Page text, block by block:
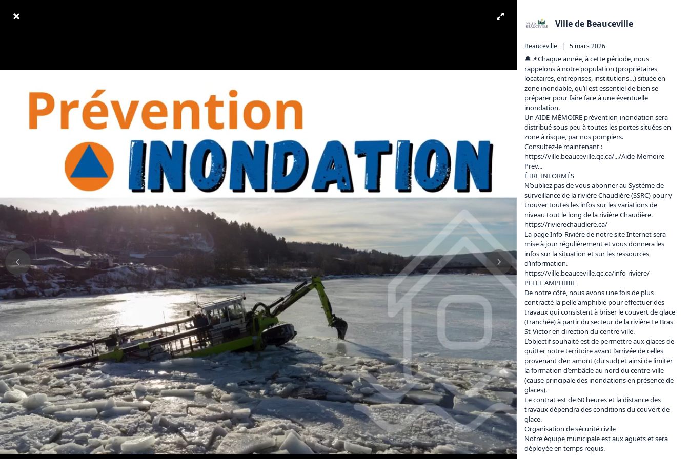
Ville de Beauceville
Beauceville | 5 mars 2026
🔔📌Chaque année, à cette période, nous
rappelons à notre population (propriétaires,
locataires, entreprises, institutions…) située en
zone inondable, qu’il est essentiel de bien se
préparer pour faire face à une éventuelle
inondation.
Un AIDE-MÉMOIRE prévention-inondation sera
distribué sous peu à toutes les portes situées en
zone à risque, par nos pompiers.
Consultez-le maintenant :
https://ville.beauceville.qc.ca/.../Aide-Memoire-
Prev...
ÊTRE INFORMÉS
N’oubliez pas de vous abonner au Système de
surveillance de la rivière Chaudière (SSRC) pour y
trouver toutes les infos sur les variations de
niveau tout le long de la rivière Chaudière.
https://rivierechaudiere.ca/
La page Info-Rivière de notre site Internet sera
mise à jour régulièrement et vous donnera les
infos sur la situation et sur les ressources
https://ville.beauceville.qc.ca/info-riviere/
PELLE AMPHIBIE
De notre côté, nous avons une fois de plus
contracté la pelle amphibie pour effectuer des
travaux qui consistent à briser le couvert de glace
(tranchée) à partir du secteur de la rivière Le Bras
St-Victor en direction du centre-ville.
L’objectif souhaité est de permettre aux glaces de
quitter notre territoire avant l’arrivée de celles
provenant d’en amont (du sud) et ainsi de limiter
la formation d’embâcle au nord du centre-ville
(cause principale des inondations en présence de
glaces).
Le contrat est de 60 heures et la distance des
travaux dépendra des conditions du couvert de
glace.
Organisation de sécurité civile
Notre équipe municipale est aux aguets et sera
déployée en temps requis.